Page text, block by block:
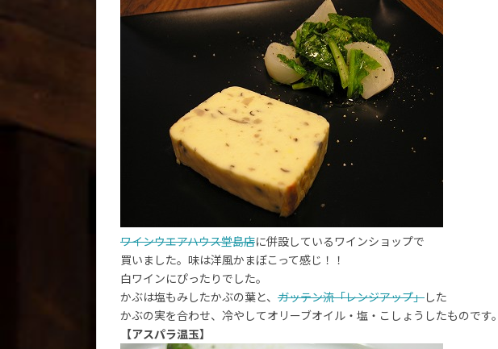
ワインウエアハウス堂島店に併設しているワインショップで
買いました。味は洋風かまぼこって感じ！！
白ワインにぴったりでした。
かぶは塩もみしたかぶの葉と、 ガッテン流「レンジアップ」した
かぶの実を合わせ、冷やしてオリーブオイル・塩・こしょうしたものです。
【アスパラ温玉】